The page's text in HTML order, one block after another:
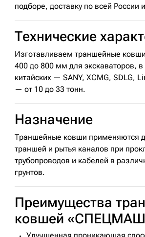
подборе, доставку по всей России
Технические
Изготавливаем траншейные
400 до 800 мм для экскаваторов, в
китайских — SANY, XCMG, SDLG,
— от 10 до 33 тонн.
Назначение
Траншейные ковши применяются
траншей и рытья каналов при
трубопроводов и кабелей в
грунтов.
Преимущества
ковшей